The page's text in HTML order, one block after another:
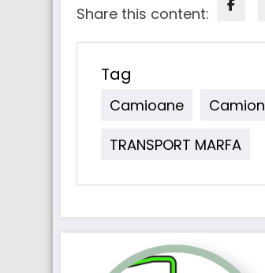
Share this content:
Tag
Camioane Camion
TRANSPORT MARFA